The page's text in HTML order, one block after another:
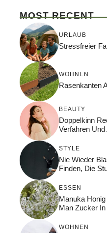
MOST RECENT
URLAUB
Stressfreier
WOHNEN
Rasenkanten
BEAUTY
Doppelkinn
Verfahren Und
STYLE
Nie Wieder
Finden, Die
ESSEN
Manuka
Man Zucker
WOHNEN